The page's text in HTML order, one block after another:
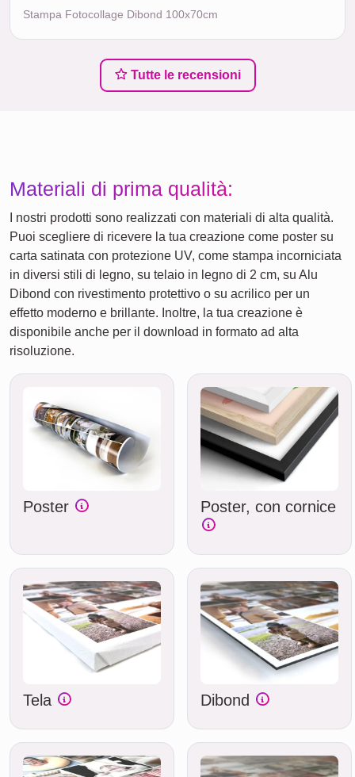
Stampa Fotocollage Dibond 100x70cm
Tutte le recensioni
Materiali di prima qualità:
I nostri prodotti sono realizzati con materiali di alta qualità.
Puoi scegliere di ricevere la tua creazione come poster su
carta satinata con protezione UV, come stampa incorniciata
in diversi stili di legno, su telaio in legno di 2 cm, su Alu
Dibond con rivestimento protettivo o su acrilico per un
effetto moderno e brillante. Inoltre, la tua creazione è
disponibile anche per il download in formato ad alta
risoluzione.
Poster Poster, con cornice
Tela Dibond